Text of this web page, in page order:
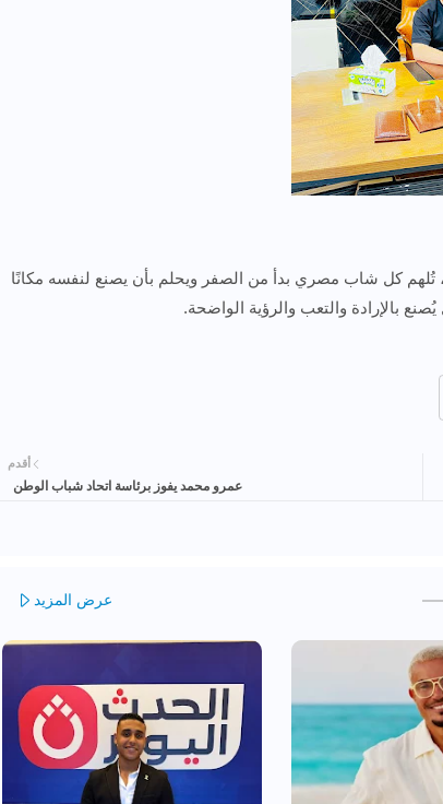
كل شاب مصري بدأ من الصفر ويحلم بأن يصنع لنفسه مكانًا
بالإرادة والتعب والرؤية الواضحة.
أقدم
عمرو محمد يفوز برئاسة اتحاد شباب الوطن
عرض المزيد